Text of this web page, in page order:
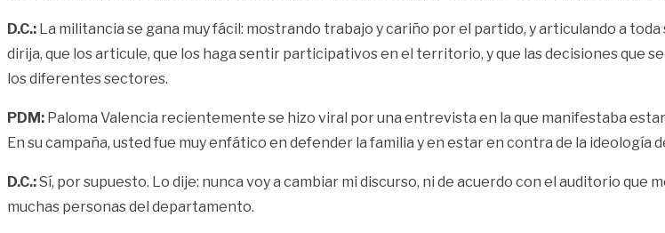
D.C.: La militancia se gana muy fácil: mostrando trabajo y cariño por el partido, y articulando a
dirija, que los articule, que los haga sentir participativos en el territorio, y que las decisiones que
los diferentes sectores.
PDM: Paloma Valencia recientemente se hizo viral por una entrevista en la que manifestaba
En su campaña, usted fue muy enfático en defender la familia y en estar en contra de la ideología
D.C.:Sí, por supuesto. Lo dije: nunca voy a cambiar mi discurso, ni de acuerdo con el auditorio que
muchas personas del departamento.